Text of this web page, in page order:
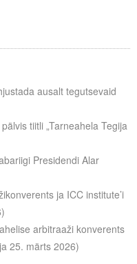
ausalt tegutsevaid
tiitli „Tarneahela Tegija
Presidendi Alar
ja ICC institute’i
arbitraaži konverents
25. märts 2026)